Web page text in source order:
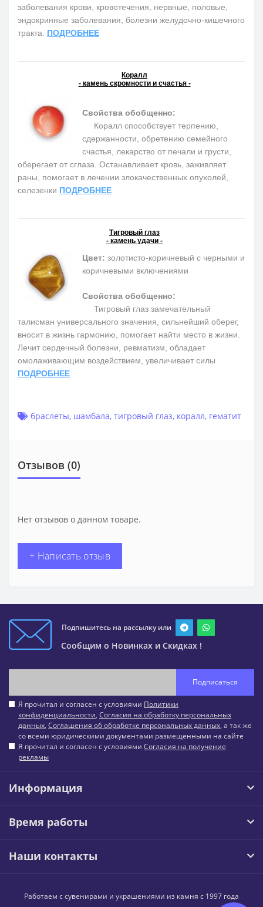
заболевания крови, кровотечения, нервные, половые,
эндокринные заболевания, болезни желудочно-кишечного
тракта. ПОДРОБНЕЕ
Коралл
- камень скромности и счастья -
Свойства обобщенно:
Коралл способствует терпению,
сдержанности, обретению семейного
счастья, лекарство от печали и грусти,
оберегает от сглаза. Останавливает кровь, заживляет
раны, помогает в лечении злокачественных опухолей,
селезенки ПОДРОБНЕЕ
Тигровый глаз
- камень удачи -
Цвет: золотисто-коричневый с черными и
коричневыми включениями
Свойства обобщенно:
Тигровый глаз замечательный
талисман универсального значения, сильнейший оберег,
вносит в жизнь гармонию, помогает найти место в жизни.
Лечит сердечный болезни, ревматизм, обладает
омолаживающим воздействием, увеличивает силы
ПОДРОБНЕЕ
браслеты, шамбала, тигровый глаз, коралл, гематит
Отзывов (0)
Нет отзывов о данном товаре.
+ Написать отзыв
Подпишитесь на рассылку или
Сообщим о Новинках и Скидках !
Подписаться
Я прочитал и согласен с условиями Политики
конфиденциальности, Согласия на обработку персональных
данных, Соглашения об обработке персональных данных, а так же
со всеми юридическими документами размещенными на сайте
Я прочитал и согласен с условиями Согласия на получение
рекламы
Информация
Время работы
Наши контакты
Работаем с сувенирами и украшениями из камня с 1997 года